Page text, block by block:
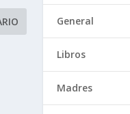
General
Libros
Madres